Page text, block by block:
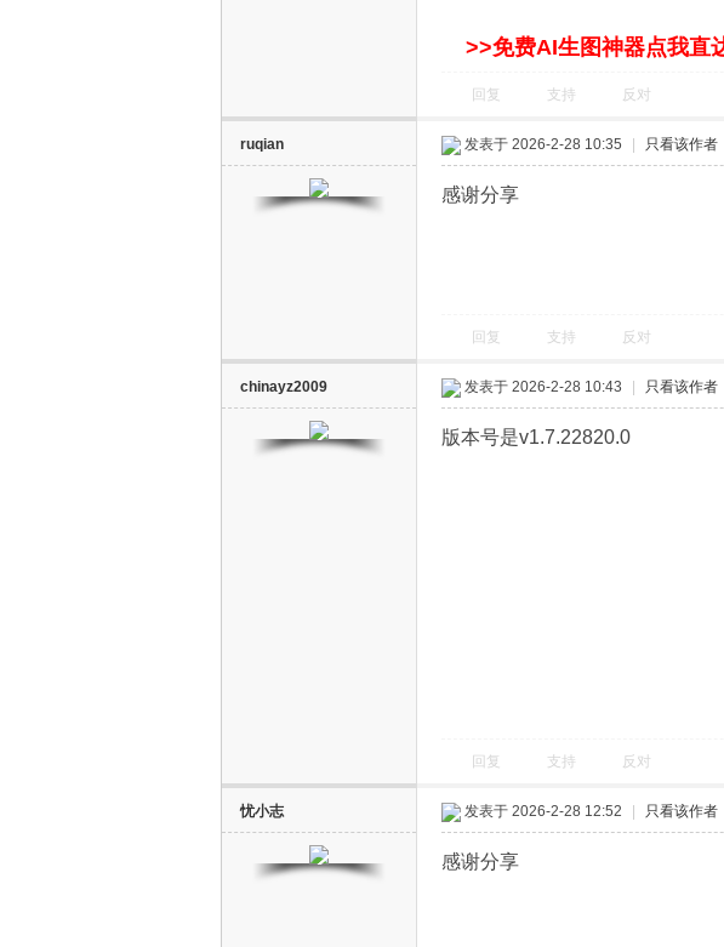
>>免费AI生图神器点我直
回复 支持 反对
ruqian 发表于 2026-2-28 10:35 只看该作者
感谢分享
回复 支持 反对
chinayz2009 发表于 2026-2-28 10:43 只看该作者
版本号是v1.7.22820.0
回复 支持 反对
忧小志 发表于 2026-2-28 12:52 只看该作者
感谢分享